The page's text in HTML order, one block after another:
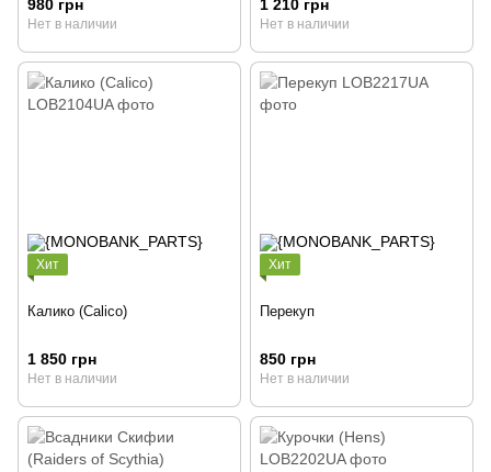
980 грн
Нет в наличии
1 210 грн
Нет в наличии
Хит
Калико (Calico)
1 850 грн
Нет в наличии
Хит
Перекуп
850 грн
Нет в наличии